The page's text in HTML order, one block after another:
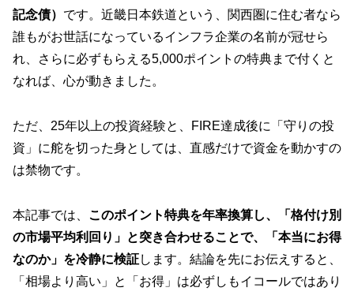
記念債） です。近畿日本鉄道という、関西圏に住む者なら
誰もがお世話になっているインフラ企業の名前が冠せら
れ、さらに必ずもらえる5,000ポイントの特典まで付くと
なれば、心が動きました。
ただ、25年以上の投資経験と、FIRE達成後に「守りの投
資」に舵を切った身としては、直感だけで資金を動かすの
は禁物です。
本記事では、 このポイント特典を年率換算し、「格付け別
の市場平均利回り」と突き合わせることで、「本当にお得
なのか」を冷静に検証します。結論を先にお伝えすると、
「相場より高い」と「お得」は必ずしもイコールではあり